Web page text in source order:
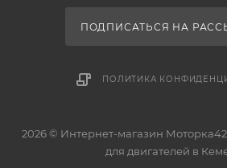
ПОДПИСАТЬСЯ НА
ПОЛИТИКА
2026 © Интернет-магазин
для двигателей в